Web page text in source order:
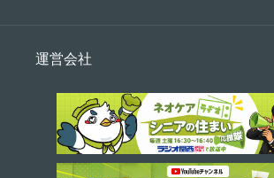
運営会社